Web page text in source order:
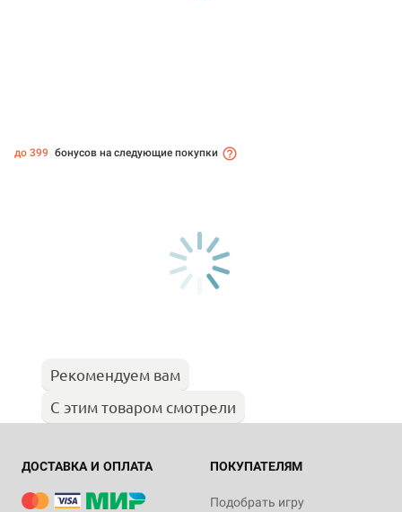
до 399 бонусов на следующие покупки
Рекомендуем вам
С этим товаром смотрели
ДОСТАВКА И ОПЛАТА ПОКУПАТЕЛЯМ
Подобрать игру